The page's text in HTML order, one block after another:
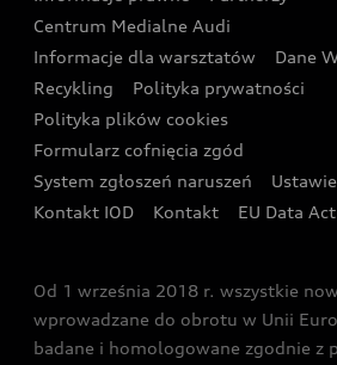
Oferta dla przedsiębiorców
Oferta dla klientów prywatnych
Kalkulator rat
Ubezpieczenie
Audi exclusive
Zasięg
Katalog online akcesoriów
Audi i Muzeum Sztuki Nowoczesnej
Audi driving experience
Audi quattro Cup
Audi i Puchar Świata w Skokach
Zakopanem
Centrum Medialne Audi
Informacje dla warsztatów
Dane
Recykling
Polityka prywatności
Polityka plików cookies
Formularz cofnięcia zgód
System zgłoszeń naruszeń
Kontakt IOD
Kontakt EU Data Act
Od 1 września 2018 r. wszystkie
wprowadzane do obrotu w Unii
badane i homologowane zgodnie z